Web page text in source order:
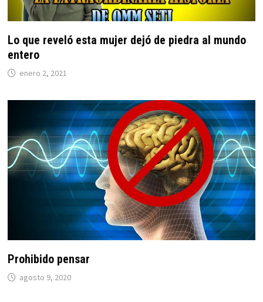
Lo que reveló esta mujer dejó de piedra al mundo
entero
enero 2, 2021
Prohibido pensar
agosto 9, 2020